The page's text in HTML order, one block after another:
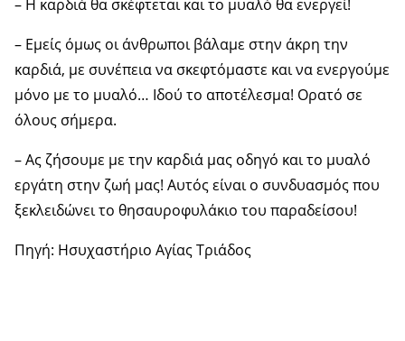
– Η καρδιά θα σκέφτεται και το μυαλό θα ενεργεί!
– Εμείς όμως οι άνθρωποι βάλαμε στην άκρη την
καρδιά, με συνέπεια να σκεφτόμαστε και να ενεργούμε
μόνο με το μυαλό… Ιδού το αποτέλεσμα! Ορατό σε
όλους σήμερα.
– Ας ζήσουμε με την καρδιά μας οδηγό και το μυαλό
εργάτη στην ζωή μας! Αυτός είναι ο συνδυασμός που
ξεκλειδώνει το θησαυροφυλάκιο του παραδείσου!
Πηγή: Ησυχαστήριο Αγίας Τριάδος